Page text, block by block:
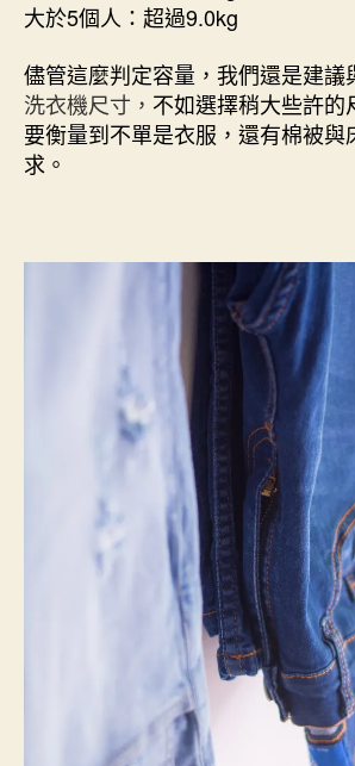
大於5個人：超過9.0kg
儘管這麼判定容量，我們還是建議
洗衣機尺寸， 不如選擇稍大些許的
要衡量到不單是衣服，還有棉被與
求。